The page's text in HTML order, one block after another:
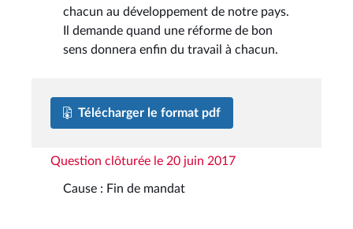
chacun au développement de notre pays.
Il demande quand une réforme de bon
sens donnera enfin du travail à chacun.
Télécharger le format pdf
Question clôturée le 20 juin 2017
Cause : Fin de mandat